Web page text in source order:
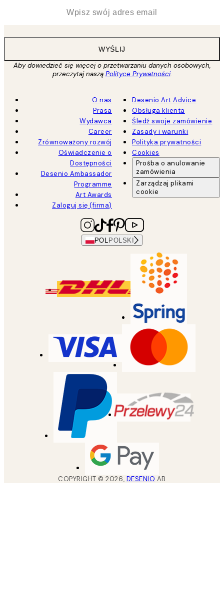
WYŚLIJ
Aby dowiedzieć się więcej o przetwarzaniu danych osobowych,
przeczytaj naszą Polityce Prywatności.
O nas
Prasa
Wydawca
Career
Zrównoważony rozwój
Oświadczenie o
Dostępności
Desenio Ambassador
Programme
Art Awards
Zaloguj się (firma)
Desenio Art Advice
Obsługa klienta
Śledź swoje zamówienie
Zasady i warunki
Polityka prywatności
Cookies
Prośba o anulowanie
zamówienia
Zarządzaj plikami
cookie
POL POLSKI
COPYRIGHT ©2026, DESENIO AB